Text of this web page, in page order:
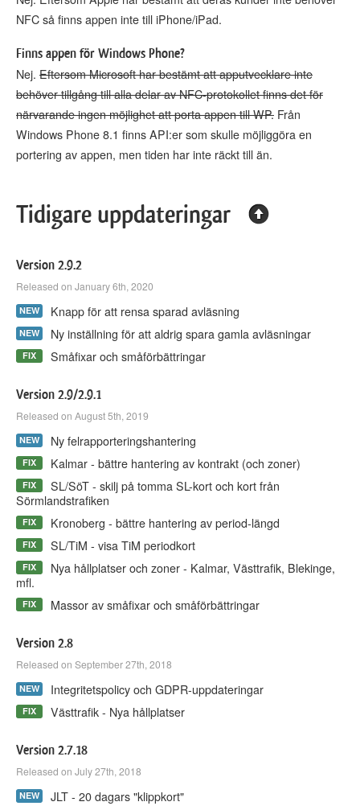
NFC så finns appen inte till iPhone/iPad.
Finns appen för Windows Phone?
Nej. Eftersom Microsoft har bestämt att apputvecklare inte
behöver tillgång till alla delar av NFC-protokollet finns det för
närvarande ingen möjlighet att porta appen till WP. Från
Windows Phone 8.1 finns API:er som skulle möjliggöra en
portering av appen, men tiden har inte räckt till än.
Tidigare uppdateringar
Version 2.9.2
Released on January 6th, 2020
NEW Knapp för att rensa sparad avläsning
NEW Ny inställning för att aldrig spara gamla avläsningar
FIX Småfixar och småförbättringar
Version 2.9/2.9.1
Released on August 5th, 2019
NEW Ny felrapporteringshantering
FIX Kalmar - bättre hantering av kontrakt (och zoner)
FIX
SL/SöT - skilj på tomma SL-kort och kort från
Sörmlandstrafiken
FIX Kronoberg - bättre hantering av period-längd
FIX SL/TiM - visa TiM periodkort
FIX
Nya hållplatser och zoner - Kalmar, Västtrafik, Blekinge,
mfl.
FIX Massor av småfixar och småförbättringar
Version 2.8
Released on September 27th, 2018
NEW Integritetspolicy och GDPR-uppdateringar
FIX Västtrafik - Nya hållplatser
Version 2.7.18
Released on July 27th, 2018
NEW JLT - 20 dagars "klippkort"